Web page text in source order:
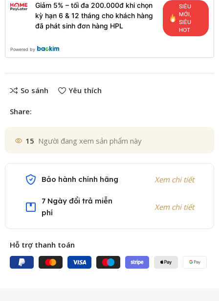
Giảm 5% – tối đa 200.000đ khi chọn
kỳ hạn 6 & 12 tháng cho khách hàng
đã phát sinh đơn hàng HPL
SIÊU
MỚI,
SIÊU
HOT
Powered by
So sánh Yêu thích
Share:
15 Người đang xem sản phẩm này
Bảo hành chính hãng Xem chi tiết
7 Ngày đổi trả miễn
phí
Xem chi tiết
Hỗ trợ thanh toán